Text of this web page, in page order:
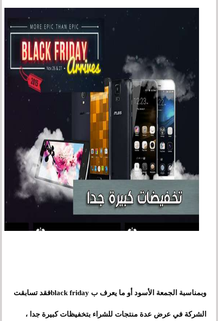
وبمناسبة الجمعة الأسود أو ما يعرف ب black fridayفقد تسابقت
الشركة في عرض عدة منتجات للشراء بتخفيظات كبيرة جدا ،